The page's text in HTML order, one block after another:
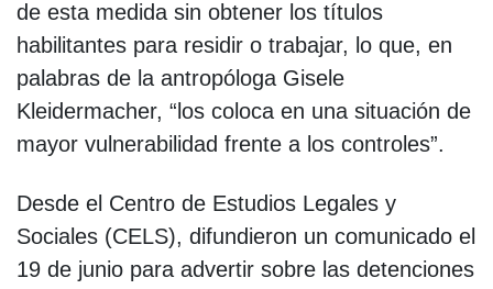
de esta medida sin obtener los títulos
habilitantes para residir o trabajar, lo que, en
palabras de la antropóloga Gisele
Kleidermacher, “los coloca en una situación de
mayor vulnerabilidad frente a los controles”.
Desde el Centro de Estudios Legales y
Sociales (CELS), difundieron un comunicado el
19 de junio para advertir sobre las detenciones